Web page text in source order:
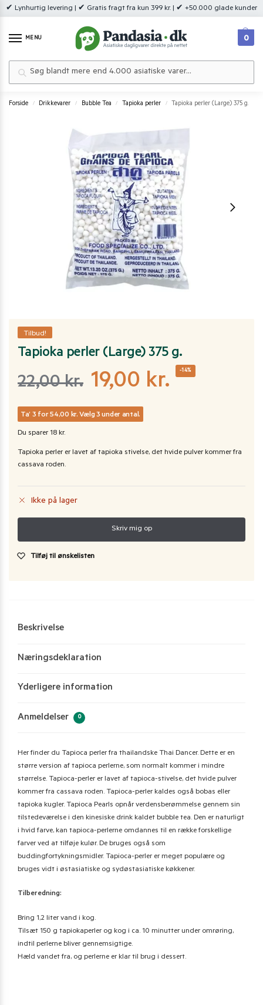
✔ Lynhurtig levering | ✔ Gratis fragt fra kun 399 kr. | ✔ +50.000 glade kunder
MENU 0
Forside / Drikkevarer / Bubble Tea / Tapioka perler / Tapioka perler (Large) 375 g.
Tilbud!
Tapioka perler (Large) 375 g.
22,00kr. 19,00 kr. -14%
Ta’ 3 for 54,00 kr. Vælg 3 under antal.
Du sparer 18 kr.
Tapioka perler er lavet af tapioka stivelse, det hvide pulver kommer fra
cassava roden.
Ikke på lager
Tilføj til ønskelisten
Beskrivelse
Næringsdeklaration
Yderligere information
Anmeldelser 0
Her finder du Tapioca perler fra thailandske Thai Dancer. Dette er en
større version af tapioca perlerne, som normalt kommer i mindre
størrelse. Tapioca-perler er lavet af tapioca-stivelse, det hvide pulver
kommer fra cassava roden. Tapioca-perler kaldes også bobas eller
tapioka kugler. Tapioca Pearls opnår verdensberømmelse gennem sin
tilstedeværelse i den kinesiske drink kaldet bubble tea. Den er naturligt
i hvid farve, kan tapioca-perlerne omdannes til en række forskellige
farver ved at tilføje kulør. De bruges også som
buddingfortykningsmidler. Tapioca-perler er meget populære og
bruges vidt i østasiatiske og sydøstasiatiske køkkener.
Tilberedning:
Bring 1,2 liter vand i kog.
Tilsæt 150 g tapiokaperler og kog i ca. 10 minutter under omrøring,
indtil perlerne bliver gennemsigtige.
Hæld vandet fra, og perlerne er klar til brug i dessert.